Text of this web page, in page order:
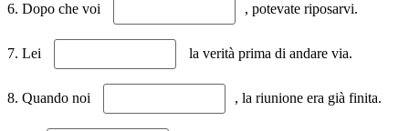
6. Dopo che voi , potevate riposarvi.
7. Lei la verità prima di andare via.
8. Quando noi , la riunione era già finita.